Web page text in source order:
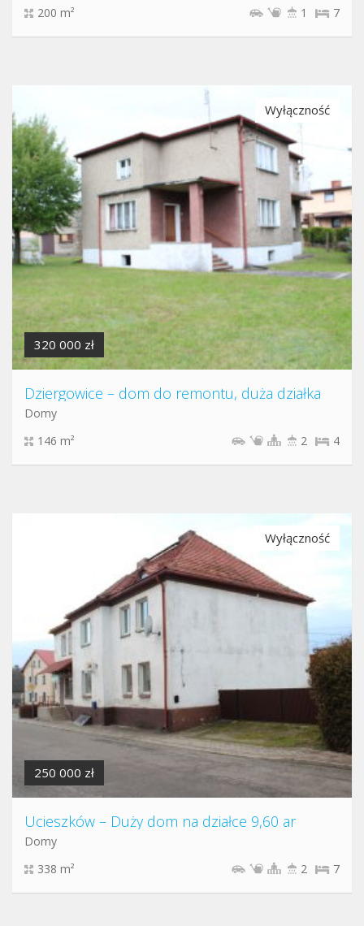
200 m²
7
1
320 000 zł
Wyłączność
Dziergowice – dom do remontu, duża działka
Domy
146 m²
4
2
250 000 zł
Wyłączność
Ucieszków – Duży dom na działce 9,60 ar
Domy
338 m²
7
2